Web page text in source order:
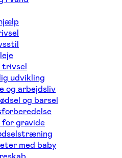
trivsel
udvikling
og arbejdsliv
og barsel
gravide
med baby